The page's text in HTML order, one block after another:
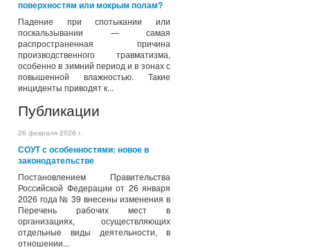
поверхностям или мокрым полам?
Падение при спотыкании или
поскальзывании — самая
распространенная причина
производственного травматизма,
особенно в зимний период и в зонах с
повышенной влажностью. Такие
инциденты приводят к...
Публикации
26 февраля 2026 г.
СОУТ с особенностями: новое в
законодательстве
Постановлением Правительства
Российской Федерации от 26 января
2026 года № 39 внесены изменения в
Перечень рабочих мест в
организациях, осуществляющих
отдельные виды деятельности, в
отношении...